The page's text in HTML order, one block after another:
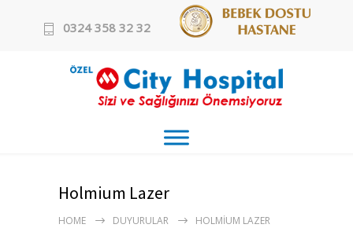
0324 358 32 32
Holmium Lazer
HOME DUYURULAR HOLMIUM LAZER